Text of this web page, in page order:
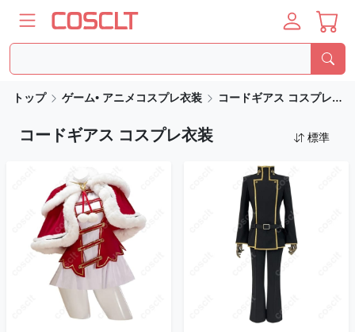
トップ ゲーム• アニメコスプレ衣装 コードギアス コスプレ衣装
コードギアス コスプレ衣装 標準